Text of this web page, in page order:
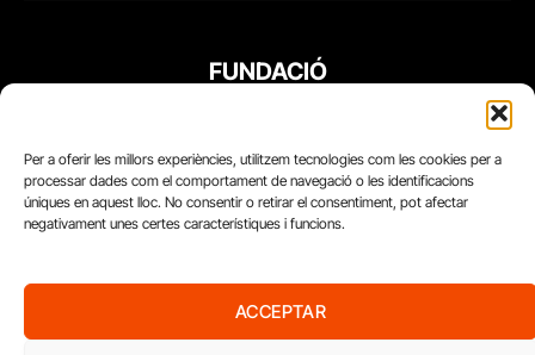
Per a oferir les millors experiències, utilitzem tecnologies com les cookies per a
processar dades com el comportament de navegació o les identificacions
úniques en aquest lloc. No consentir o retirar el consentiment, pot afectar
negativament unes certes característiques i funcions.
ACCEPTAR
FUNDACIÓ